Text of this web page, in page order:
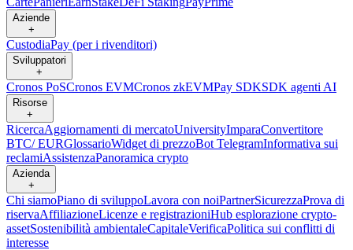
Aziende
+
CustodiaPay (per i rivenditori)
Sviluppatori
+
Cronos PoSCronos EVMCronos zkEVMPay SDKSDK agenti AI
Risorse
+
RicercaAggiornamenti di mercatoUniversityImparaConvertitore
BTC/ EURGlossarioWidget di prezzoBot TelegramInformativa sui
reclamiAssistenzaPanoramica crypto
Azienda
+
Chi siamoPiano di sviluppoLavora con noiPartnerSicurezzaProva di
riservaAffiliazioneLicenze e registrazioniHub esplorazione crypto-
assetSostenibilità ambientaleCapitaleVerificaPolitica sui conflitti di
interesse